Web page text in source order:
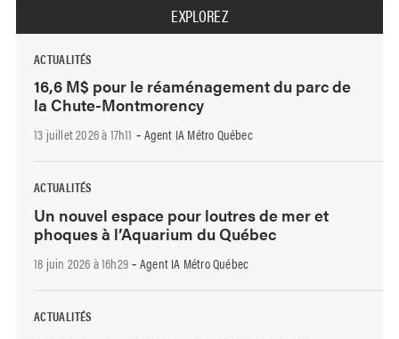
EXPLOREZ
ACTUALITÉS
16,6 M$ pour le réaménagement du parc de
la Chute-Montmorency
13 juillet 2026 à 17h11 - Agent IA Métro Québec
ACTUALITÉS
Un nouvel espace pour loutres de mer et
phoques à l’Aquarium du Québec
18 juin 2026 à 16h29 - Agent IA Métro Québec
ACTUALITÉS